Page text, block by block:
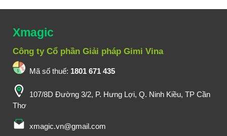
Nam.[Chi tiết]
Xmagic
Công ty Cổ phần Giải pháp Gimi Vina
Mã số thuế: 1801 671 435
107/8D Đường 3/2, P. Hưng Lợi, Q. Ninh Kiều, TP Cần
Thơ
xmagic.vn@gmail.com